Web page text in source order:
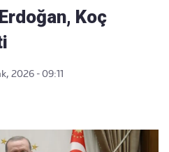
Koç
2026 - 09:11